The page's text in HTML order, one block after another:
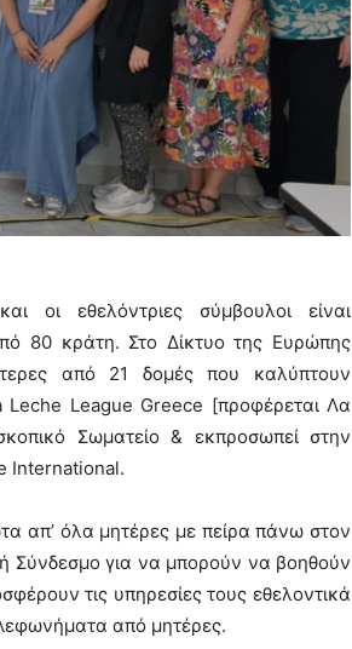
οι εθελόντριες σύμβουλοι είναι
80 κράτη. Στο Δίκτυο της Ευρώπης
από 21 δομές που καλύπτουν
League Greece [προφέρεται Λα
Σωματείο & εκπροσωπεί στην
International.
απ’ όλα μητέρες με πείρα πάνω στον
Σύνδεσμο για να μπορούν να βοηθούν
τις υπηρεσίες τους εθελοντικά
από μητέρες.